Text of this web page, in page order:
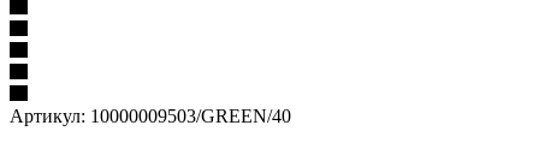
Артикул: 10000009503/GREEN/40